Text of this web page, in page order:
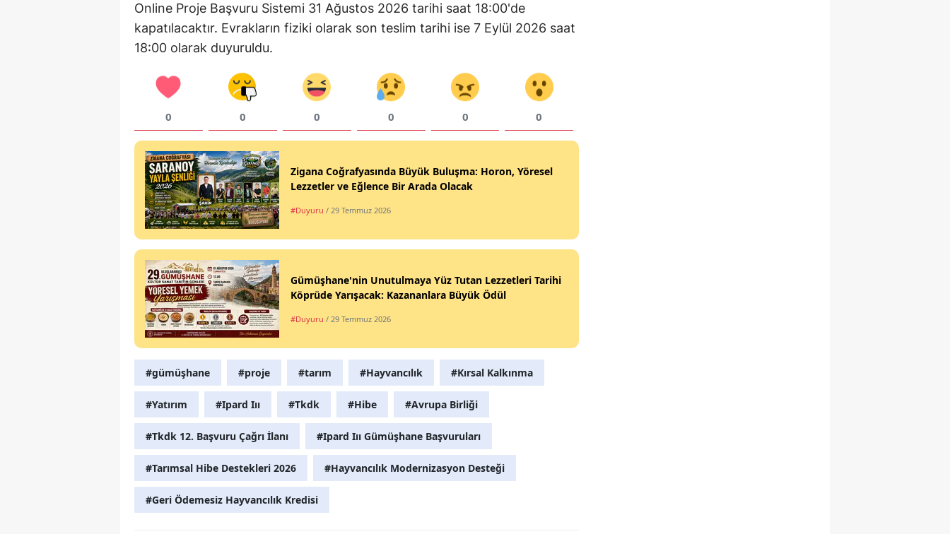
Bayburt
Kırıkkale
Batman
Şırnak
Karabük
Kilis
Düzce
Online Proje Başvuru Sistemi 31 Ağustos 2026 tarihi saat 18:00'de
kapatılacaktır. Evrakların fiziki olarak son teslim tarihi ise 7 Eylül 2026 saat
18:00 olarak duyuruldu.
0 0 0 0 0 0
Zigana Coğrafyasında Büyük Buluşma: Horon, Yöresel
Lezzetler ve Eğlence Bir Arada Olacak
#Duyuru / 29 Temmuz 2026
Gümüşhane'nin Unutulmaya Yüz Tutan Lezzetleri Tarihi
Köprüde Yarışacak: Kazananlara Büyük Ödül
#Duyuru / 29 Temmuz 2026
#gümüşhane #proje #tarım #Hayvancılık #Kırsal Kalkınma
#Yatırım #Ipard Iıı #Tkdk #Hibe #Avrupa Birliği
#Tkdk 12. Başvuru Çağrı İlanı #Ipard Iıı Gümüşhane Başvuruları
#Tarımsal Hibe Destekleri 2026 #Hayvancılık Modernizasyon Desteği
#Geri Ödemesiz Hayvancılık Kredisi